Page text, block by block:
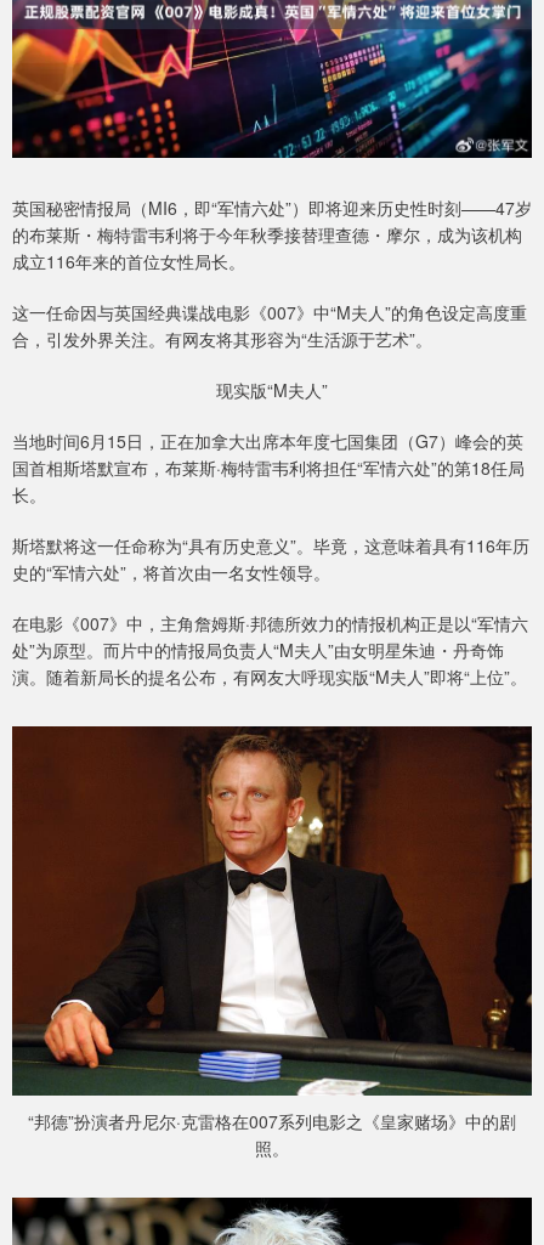
英国秘密情报局（MI6，即“军情六处”）即将迎来历史性时刻——47岁
的布莱斯・梅特雷韦利将于今年秋季接替理查德・摩尔，成为该机构
成立116年来的首位女性局长。
这一任命因与英国经典谍战电影《007》中“M夫人”的角色设定高度重
合，引发外界关注。有网友将其形容为“生活源于艺术”。
现实版“M夫人”
当地时间6月15日，正在加拿大出席本年度七国集团（G7）峰会的英
国首相斯塔默宣布，布莱斯·梅特雷韦利将担任“军情六处”的第18任局
长。
斯塔默将这一任命称为“具有历史意义”。毕竟，这意味着具有116年历
史的“军情六处”，将首次由一名女性领导。
在电影《007》中，主角詹姆斯·邦德所效力的情报机构正是以“军情六
处”为原型。而片中的情报局负责人“M夫人”由女明星朱迪・丹奇饰
演。随着新局长的提名公布，有网友大呼现实版“M夫人”即将“上位”。
“邦德”扮演者丹尼尔·克雷格在007系列电影之《皇家赌场》中的剧
照。